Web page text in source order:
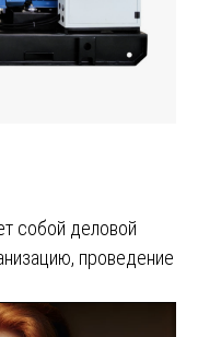
собой деловой
проведение